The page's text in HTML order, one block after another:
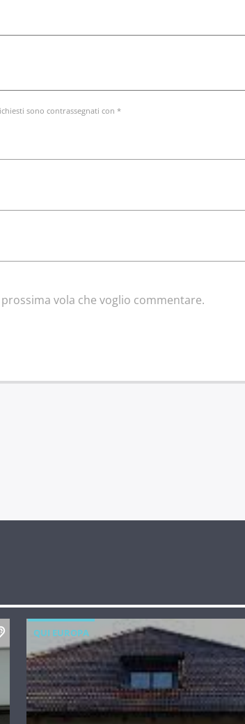
sono contrassegnati con *
vola che voglio commentare.
QUI EUROPA